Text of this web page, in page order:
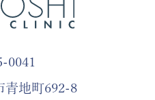
0041
青地町692-8